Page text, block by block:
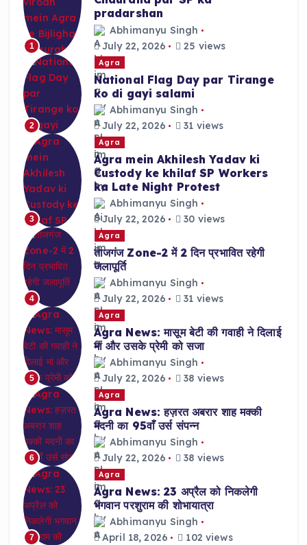
1
pradarshan
Abhimanyu Singh
July 22, 2026
25 views
2
Agra
National Flag Day par Tirange
ko di gayi salami
Abhimanyu Singh
July 22, 2026
31 views
3
Agra
Agra mein Akhilesh Yadav ki
Custody ke khilaf SP Workers
ka Late Night Protest
Abhimanyu Singh
July 22, 2026
30 views
4
Agra
ताजगंज Zone-2 में 2 दिन प्रभावित रहेगी
जलापूर्ति
Abhimanyu Singh
July 22, 2026
31 views
5
Agra
Agra News: मासूम बेटी की गवाही ने दिलाई
मां और उसके प्रेमी को सजा
Abhimanyu Singh
July 22, 2026
38 views
6
Agra
Agra News: हज़रत अबरार शाह मक्की
मदनी का 95वाँ उर्स संपन्न
Abhimanyu Singh
July 22, 2026
38 views
7
Agra
Agra News: 23 अप्रैल को निकलेगी
भगवान परशुराम की शोभायात्रा
Abhimanyu Singh
April 18, 2026
102 views